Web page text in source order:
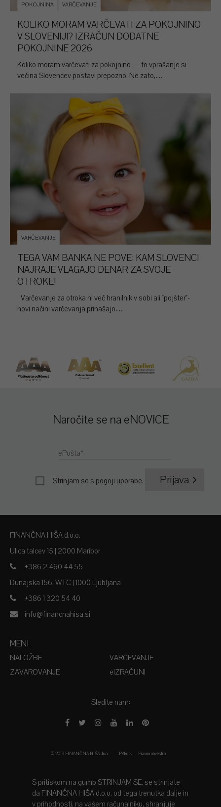
POKOJNINA VARČEVANJE
KOLIKO MORAM VARČEVATI ZA POKOJNINO
V SLOVENIJI? IZRAČUN DODATNE
POKOJNINE 2026
Koliko moram varčevati za pokojnino — to vprašanje si
večina Slovencev postavi prepozno. Ne zato,…
VARČEVANJE
TEGA VAM BANKA NE POVE: KAM SLOVENCI
NAJRAJE VLAGAJO DENAR ZA SVOJE
OTROKE!
Varčevanje za otroka ni več hranilnik v sobi ali "pojšter"-
novi načini varčevanja prinašajo…
Naročite se na eNOVICE
ePošta*
Strinjam se s pogoji uporabe. Prijava
FINANČNA HIŠA d.o.o.
Ulica talcev 15 | 2000 Maribor
+386 2 460 44 55
Dunajska 156, WTC | 1000 Ljubljana
+386 1 320 54 40
info@financnahisa.si
MENI
NALOŽBE
ZAVAROVANJE
VARČEVANJE
EIZRAČUNI
Sledite nam:
© 2019 FINANČNA HIŠA d.o.o. Piškotki Pravno obvestilo
S pritiskom na gumb STRINJAM SE, se strinjate
da FINANČNA HIŠA d.o.o. od tega trenutka dalje in
v prihodnosti, na vašem računalniku, shranjuje